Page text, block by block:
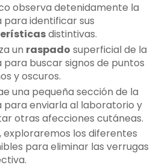
observa detenidamente la
para identificar sus
distintivas.
un raspado superficial de la
para buscar signos de puntos
y oscuros.
una pequeña sección de la
para enviarla al laboratorio y
otras afecciones cutáneas.
exploraremos los diferentes
para eliminar las verrugas